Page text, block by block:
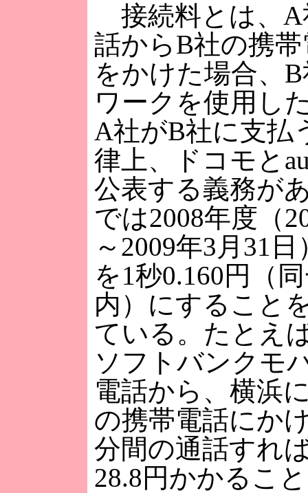
接続料とは、A
話からB社の携
をかけた場合、
ワークを使用し
A社がB社に支払
律上、ドコモと
公表する義務が
では2008年度（
～2009年3月31
を1秒0.160円（
内）にすること
ている。たとえ
ソフトバンクモ
電話から、横浜
の携帯電話にか
分間の通話すれ
28.8円かかるこ